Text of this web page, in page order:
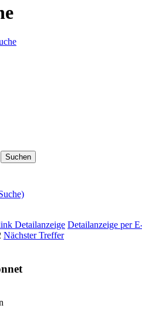
Detailanzeige Detailanzeige per
Nächster Treffer